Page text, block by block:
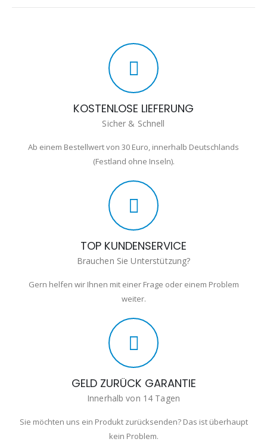
KOSTENLOSE LIEFERUNG
Sicher & Schnell
Ab einem Bestellwert von 30 Euro, innerhalb Deutschlands
(Festland ohne Inseln).
TOP KUNDENSERVICE
Brauchen Sie Unterstützung?
Gern helfen wir Ihnen mit einer Frage oder einem Problem
weiter.
GELD ZURÜCK GARANTIE
Innerhalb von 14 Tagen
Sie möchten uns ein Produkt zurücksenden? Das ist überhaupt
kein Problem.